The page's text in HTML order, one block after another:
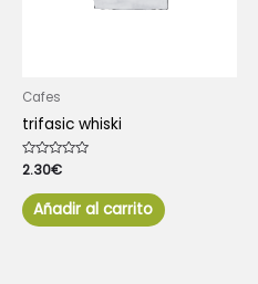
Cafes
trifasic whiski
Valorado
con
de
5
2.30€
Añadir al carrito